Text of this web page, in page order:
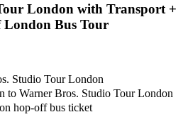
London with Transport +
Bus Tour
Studio Tour London
to Warner Bros. Studio Tour London
hop-off bus ticket